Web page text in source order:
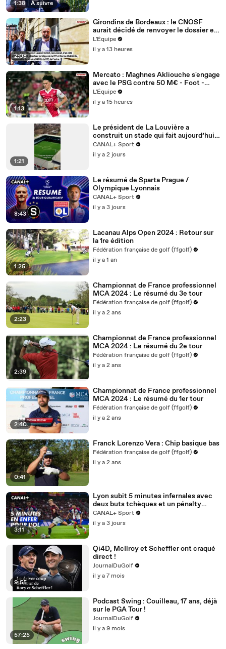
1:38 À suivre
de Ma Petite Entreprise
2:08
Girondins de Bordeaux : le CNOSF
aurait décidé de renvoyer le dossier en
appel devant la DNCG - Foot -
Bordeaux
L'Équipe
il y a 13 heures
1:13
Mercato : Maghnes Akliouche s'engage
avec le PSG contre 50 M€ - Foot -
Ligue 1 - Transferts
L'Équipe
il y a 15 heures
1:21
Le président de La Louvière a
construit un stade qui fait aujourd’hui
référence… et qui inspire le FC
Versailles pour son futur projet 🤝🏟️
CANAL+ Sport
il y a 2 jours
8:43
Le résumé de Sparta Prague /
Olympique Lyonnais
CANAL+ Sport
il y a 3 jours
1:25
Lacanau Alps Open 2024 : Retour sur
la 1re édition
Fédération française de golf (ffgolf)
il y a 1 an
2:23
Championnat de France professionnel
MCA 2024 : Le résumé du 3e tour
Fédération française de golf (ffgolf)
il y a 2 ans
2:39
Championnat de France professionnel
MCA 2024 : Le résumé du 2e tour
Fédération française de golf (ffgolf)
il y a 2 ans
2:40
Championnat de France professionnel
MCA 2024 : Le résumé du 1er tour
Fédération française de golf (ffgolf)
il y a 2 ans
0:41
Franck Lorenzo Vera : Chip basique bas
Fédération française de golf (ffgolf)
il y a 2 ans
3:11
Lyon subit 5 minutes infernales avec
deux buts tchèques et un pénalty
manqué - Ligue des champions 2026-
2027
CANAL+ Sport
il y a 3 jours
9:55
Qi4D, McIlroy et Scheffler ont craqué
direct !
JournalDuGolf
il y a 7 mois
57:25
Podcast Swing : Couilleau, 17 ans, déjà
sur le PGA Tour !
JournalDuGolf
il y a 9 mois